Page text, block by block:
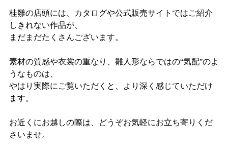
桂雛の店頭には、カタログや公式販売サイトではご紹介
しきれない作品が、
まだまだたくさんございます。
素材の質感や衣裳の重なり、雛人形ならではの“気配”のよ
うなものは、
やはり実際にご覧いただくと、より深く感じていただけ
ます。
お近くにお越しの際は、どうぞお気軽にお立ち寄りくだ
さいませ。